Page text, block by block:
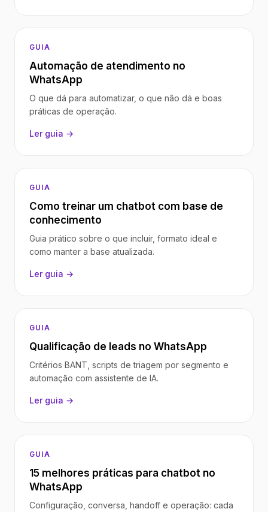
GUIA
Automação de atendimento no
WhatsApp
O que dá para automatizar, o que não dá e boas
práticas de operação.
Ler guia →
GUIA
Como treinar um chatbot com base de
conhecimento
Guia prático sobre o que incluir, formato ideal e
como manter a base atualizada.
Ler guia →
GUIA
Qualificação de leads no WhatsApp
Critérios BANT, scripts de triagem por segmento e
automação com assistente de IA.
Ler guia →
GUIA
15 melhores práticas para chatbot no
WhatsApp
Configuração, conversa, handoff e operação: cada